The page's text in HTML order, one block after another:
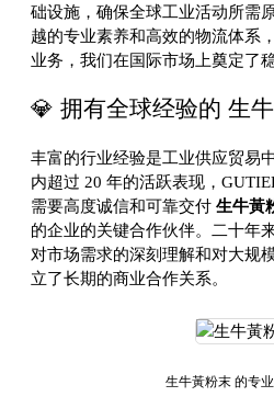
础设施，确保全球工业活动所需
越的专业素养和高效的物流体系
业务，我们在国际市场上奠定了
💎 拥有全球经验的 生
丰富的行业经验是工业供应贸易
内超过 20 年的活跃表现，
需要高度诚信和可靠交付 生牛黃
的企业的关键合作伙伴。二十年
对市场需求的深刻理解和对大规
立了长期的商业合作关系。
生牛黃粉末 的专